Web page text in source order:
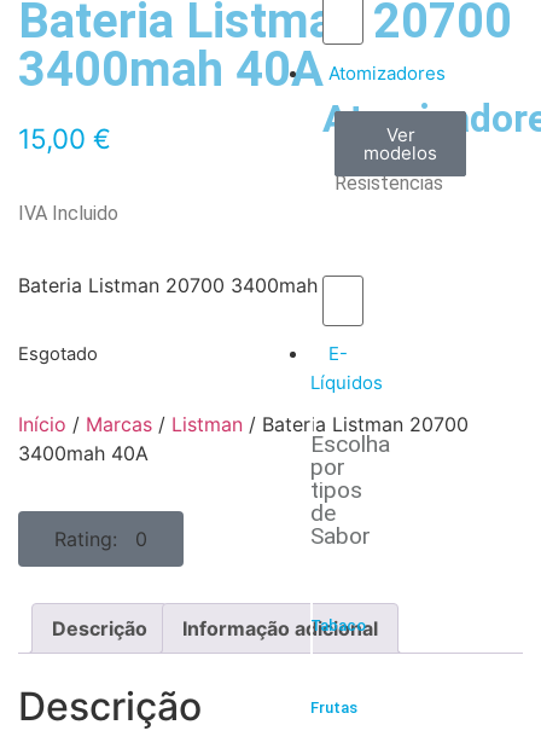
Atomizadores
Claromizadores
Ver
modelos
Reconstruíveis
Ver
modelos
Resistencias
Ver
modelos
E-
Líquidos
Escolha
por
tipos
de
Sabor
Tabaco
Frutas
Bateria Listman 20700
3400mah 40A
15,00 €
IVA Incluido
Bateria Listman 20700 3400mah 40A
Esgotado
Início / Marcas / Listman / Bateria Listman 20700
3400mah 40A
Rating: 0
Descrição Informação adicional
Descrição